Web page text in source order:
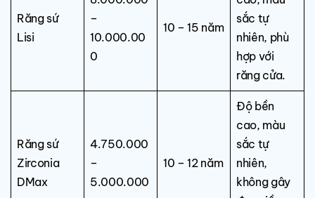
Răng sứ
Lisi
–
10.000.00
0
10 – 15 năm
sắc tự
nhiên, phù
hợp với
răng cửa.
Răng sứ
Zirconia
DMax
4.750.000
–
5.000.000
10 – 12 năm
Độ bền
cao, màu
sắc tự
nhiên,
không gây